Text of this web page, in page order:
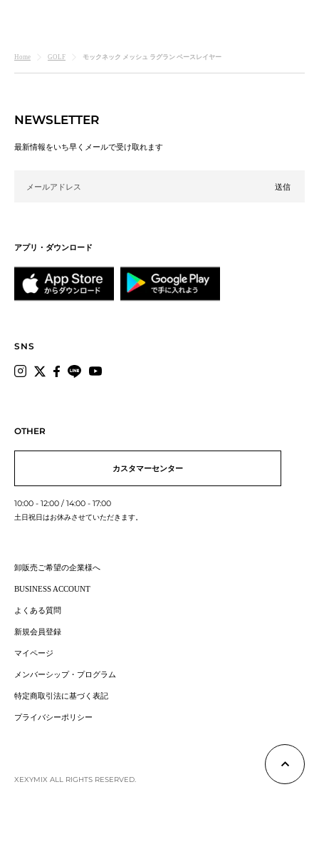
Home GOLF モックネック メッシュ ラグラン ベースレイヤー
卸販売ご希望の企業様へ
BUSINESS ACCOUNT
よくある質問
新規会員登録
マイページ
メンバーシップ・プログラム
特定商取引法に基づく表記
プライバシーポリシー
アプリ・ダウンロード
SNS
OTHER
カスタマーセンター
10:00 - 12:00 / 14:00 - 17:00
土日祝日はお休みさせていただきます。
NEWSLETTER
最新情報をいち早くメールで受け取れます
メールアドレス
XEXYMIX ALL RIGHTS RESERVED.